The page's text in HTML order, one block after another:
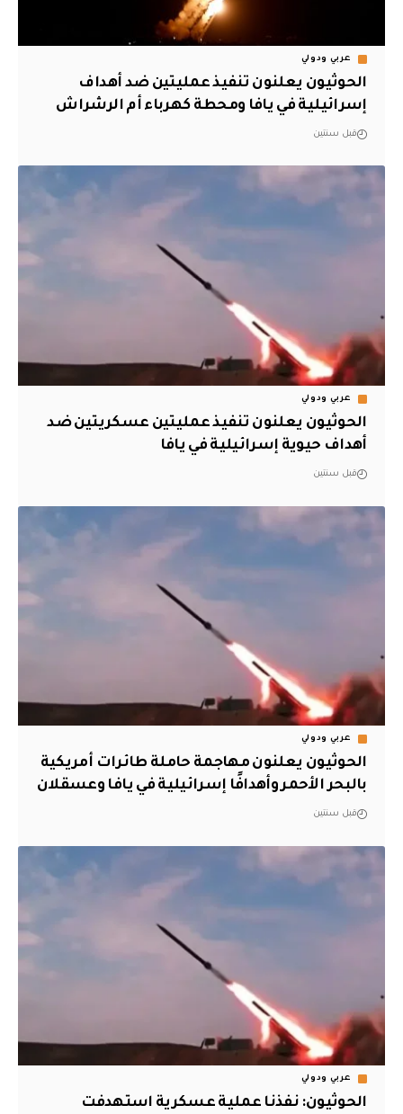
عربي ودولي
الحوثيون يعلنون تنفيذ عمليتين ضد أهداف
إسرائيلية في يافا ومحطة كهرباء أم الرشراش
قبل سنتين
عربي ودولي
الحوثيون يعلنون تنفيذ عمليتين عسكريتين ضد
أهداف حيوية إسرائيلية في يافا
قبل سنتين
عربي ودولي
الحوثيون يعلنون مهاجمة حاملة طائرات أمريكية
بالبحر الأحمر وأهدافًا إسرائيلية في يافا وعسقلان
قبل سنتين
عربي ودولي
الحوثيون: نفذنا عملية عسكرية استهدفت